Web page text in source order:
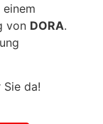
von DORA.
da!